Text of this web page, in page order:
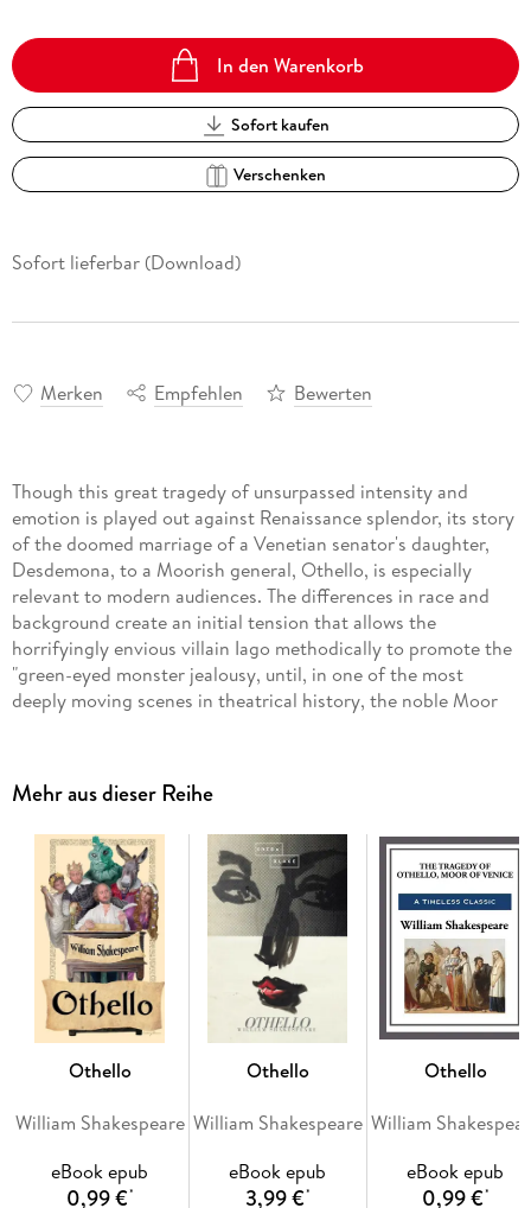
In den Warenkorb
Sofort kaufen
Verschenken
Sofort lieferbar (Download)
Merken Empfehlen Bewerten
Though this great tragedy of unsurpassed intensity and
emotion is played out against Renaissance splendor, its story
of the doomed marriage of a Venetian senator's daughter,
Desdemona, to a Moorish general, Othello, is especially
relevant to modern audiences. The differences in race and
background create an initial tension that allows the
horrifyingly envious villain Iago methodically to promote the
"green-eyed monster jealousy, until, in one of the most
deeply moving scenes in theatrical history, the noble Moor
• Comprehensive explanatory notes
• Vivid introductions and the most up-to-date scholarship
• Clear, modernized spelling and punctuation, enabling
contemporary readers to understand the Elizabethan English
performance histories
• An interpretive essay on film adaptations of the play, along
with an extensive filmography
Mehr aus dieser Reihe
Othello
William Shakespeare
eBook epub
0,99 €*
Othello
William Shakespeare
eBook epub
3,99 €*
Othello
William
eBook epub
0,99 €*